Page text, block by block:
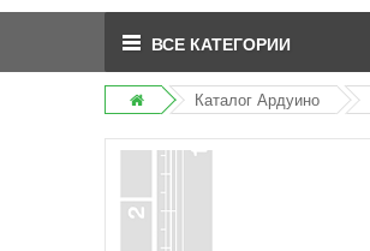
ВСЕ КАТЕГОРИИ
Каталог Ардуино